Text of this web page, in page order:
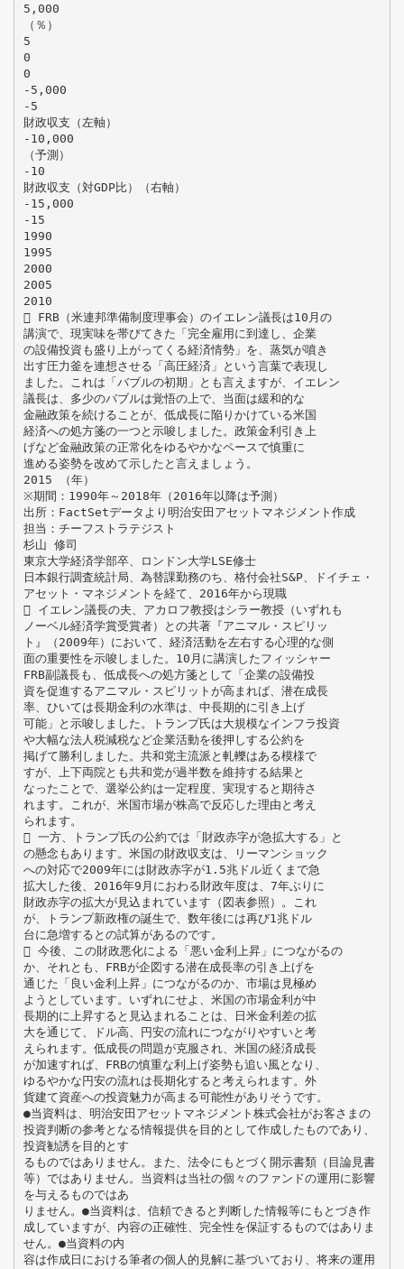
5,000
（％）
5
0
0
-5,000
-5
財政収支（左軸）
-10,000
（予測）
-10
財政収支（対GDP比）（右軸）
-15,000
-15
1990
1995
2000
2005
2010
 FRB（米連邦準備制度理事会）のイエレン議長は10月の
講演で、現実味を帯びてきた「完全雇用に到達し、企業
の設備投資も盛り上がってくる経済情勢」を、蒸気が噴き
出す圧力釜を連想させる「高圧経済」という言葉で表現し
ました。これは「バブルの初期」とも言えますが、イエレン
議長は、多少のバブルは覚悟の上で、当面は緩和的な
金融政策を続けることが、低成長に陥りかけている米国
経済への処方箋の一つと示唆しました。政策金利引き上
げなど金融政策の正常化をゆるやかなペースで慎重に
進める姿勢を改めて示したと言えましょう。
2015 （年）
※期間：1990年～2018年（2016年以降は予測）
出所：FactSetデータより明治安田アセットマネジメント作成
担当：チーフストラテジスト
杉山 修司
東京大学経済学部卒、ロンドン大学LSE修士
日本銀行調査統計局、為替課勤務のち、格付会社S&P、ドイチェ・
アセット・マネジメントを経て、2016年から現職
 イエレン議長の夫、アカロフ教授はシラー教授（いずれも
ノーベル経済学賞受賞者）との共著『アニマル・スピリッ
ト』（2009年）において、経済活動を左右する心理的な側
面の重要性を示唆しました。10月に講演したフィッシャー
FRB副議長も、低成長への処方箋として「企業の設備投
資を促進するアニマル・スピリットが高まれば、潜在成長
率、ひいては長期金利の水準は、中長期的に引き上げ
可能」と示唆しました。トランプ氏は大規模なインフラ投資
や大幅な法人税減税など企業活動を後押しする公約を
掲げて勝利しました。共和党主流派と軋轢はある模様で
すが、上下両院とも共和党が過半数を維持する結果と
なったことで、選挙公約は一定程度、実現すると期待さ
れます。これが、米国市場が株高で反応した理由と考え
られます。
 一方、トランプ氏の公約では「財政赤字が急拡大する」と
の懸念もあります。米国の財政収支は、リーマンショック
への対応で2009年には財政赤字が1.5兆ドル近くまで急
拡大した後、2016年9月におわる財政年度は、7年ぶりに
財政赤字の拡大が見込まれています（図表参照）。これ
が、トランプ新政権の誕生で、数年後には再び1兆ドル
台に急増するとの試算があるのです。
 今後、この財政悪化による「悪い金利上昇」につながるの
か、それとも、FRBが企図する潜在成長率の引き上げを
通じた「良い金利上昇」につながるのか、市場は見極め
ようとしています。いずれにせよ、米国の市場金利が中
長期的に上昇すると見込まれることは、日米金利差の拡
大を通じて、ドル高、円安の流れにつながりやすいと考
えられます。低成長の問題が克服され、米国の経済成長
が加速すれば、FRBの慎重な利上げ姿勢も追い風となり、
ゆるやかな円安の流れは長期化すると考えられます。外
貨建て資産への投資魅力が高まる可能性がありそうです。
●当資料は、明治安田アセットマネジメント株式会社がお客さまの
投資判断の参考となる情報提供を目的として作成したものであり、
投資勧誘を目的とす
るものではありません。また、法令にもとづく開示書類（目論見書
等）ではありません。当資料は当社の個々のファンドの運用に影響
を与えるものではあ
りません。●当資料は、信頼できると判断した情報等にもとづき作
成していますが、内容の正確性、完全性を保証するものではありま
せん。●当資料の内
容は作成日における筆者の個人的見解に基づいており、将来の運用